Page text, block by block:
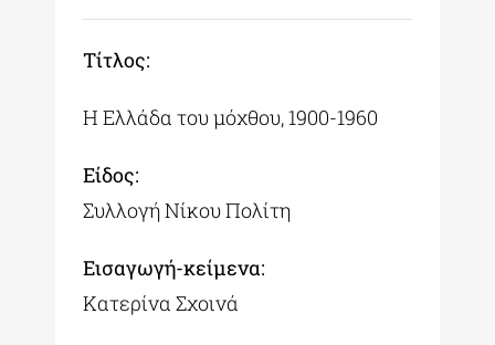
Tίτλος:
Η Ελλάδα του μόχθου, 1900-1960
Είδος:
Συλλογή Νίκου Πολίτη
Εισαγωγή-κείμενα:
Κατερίνα Σχοινά